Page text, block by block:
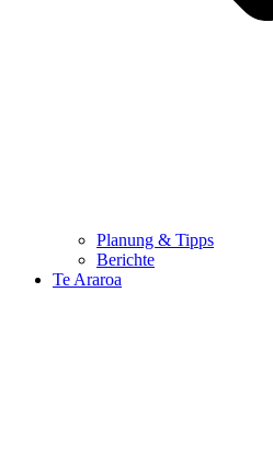
Planung & Tipps
Berichte
Te Araroa